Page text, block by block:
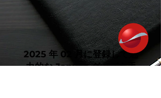
2025 年 02 月に登録して魅
力的な Janusa グッズを手